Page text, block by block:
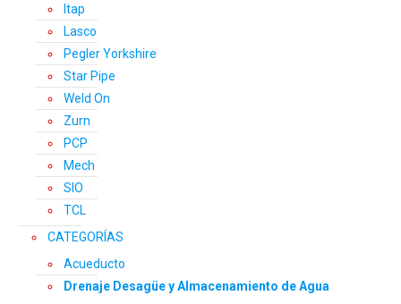
Itap
Lasco
Pegler Yorkshire
Star Pipe
Weld On
Zurn
PCP
Mech
SIO
TCL
CATEGORÍAS
Acueducto
Drenaje Desagüe y Almacenamiento de Agua